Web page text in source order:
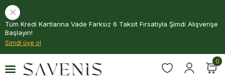
Tüm Kredi Kartlarına Vade Farksız 6 Taksit Fırsatıyla Şimdi Alışverişe
Başlayın!
Şimdi üye ol
0